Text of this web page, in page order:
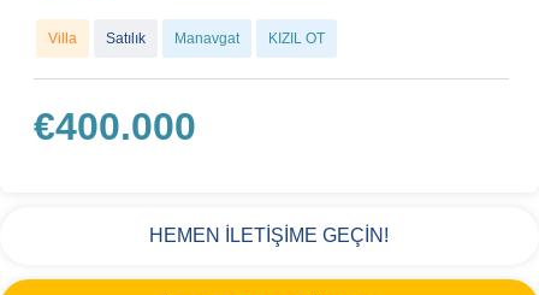
Villa Satılık Manavgat KIZIL OT
€400.000
HEMEN İLETİŞİME GEÇİN!